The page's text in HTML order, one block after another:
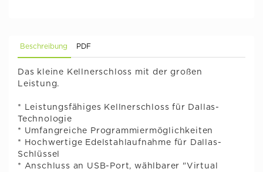
Beschreibung PDF
Das kleine Kellnerschloss mit der großen
Leistung.
* Leistungsfähiges Kellnerschloss für Dallas-
Technologie
* Umfangreiche Programmiermöglichkeiten
* Hochwertige Edelstahlaufnahme für Dallas-
Schlüssel
* Anschluss an USB-Port, wählbarer "Virtual